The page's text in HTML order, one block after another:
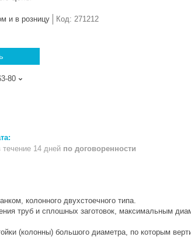
и в розницу Код: 271212
80
течение 14 дней по договоренности
колонного двухстоечного типа.
труб и сплошных заготовок, максимальным
(колонны) большого диаметра, по которым